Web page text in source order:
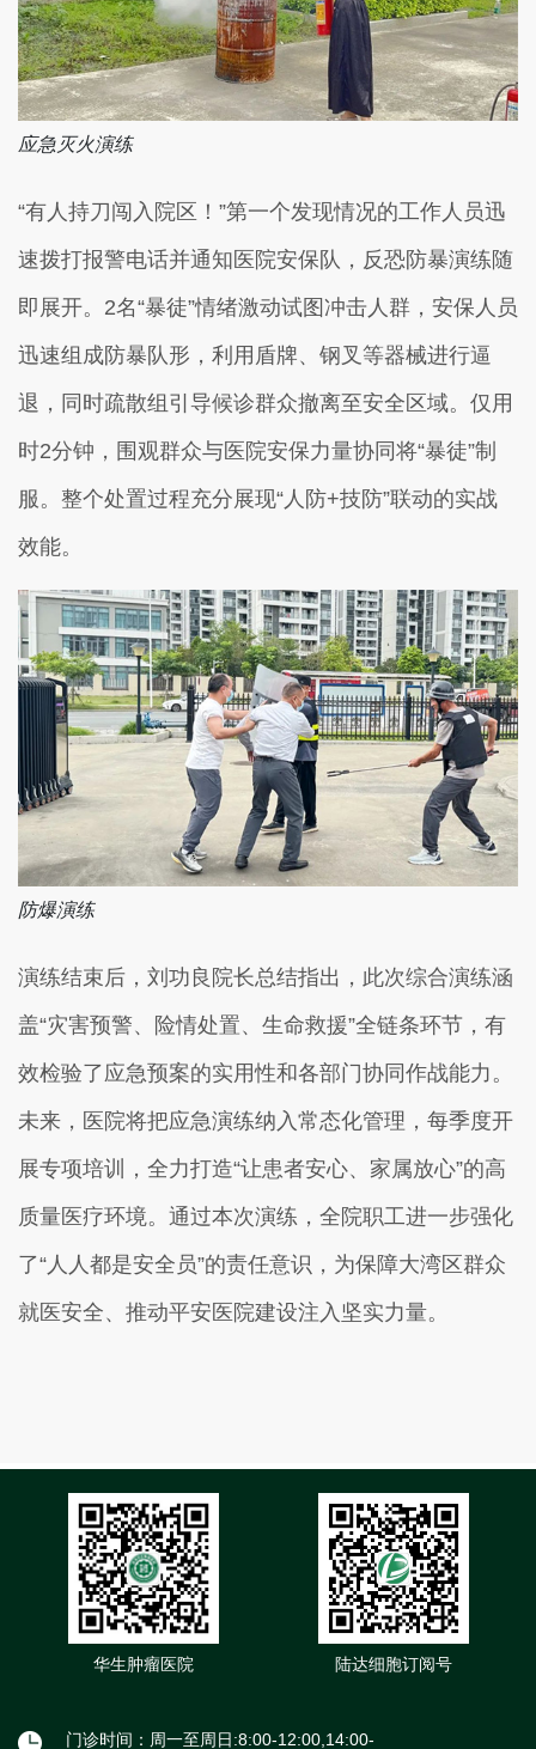
应急灭火演练
“有人持刀闯入院区！”第一个发现情况的工作人员迅
速拨打报警电话并通知医院安保队，反恐防暴演练随
即展开。2名“暴徒”情绪激动试图冲击人群，安保人员
迅速组成防暴队形，利用盾牌、钢叉等器械进行逼
退，同时疏散组引导候诊群众撤离至安全区域。仅用
时2分钟，围观群众与医院安保力量协同将“暴徒”制
服。整个处置过程充分展现“人防+技防”联动的实战
效能。
防爆演练
演练结束后，刘功良院长总结指出，此次综合演练涵
盖“灾害预警、险情处置、生命救援”全链条环节，有
效检验了应急预案的实用性和各部门协同作战能力。
未来，医院将把应急演练纳入常态化管理，每季度开
展专项培训，全力打造“让患者安心、家属放心”的高
质量医疗环境。通过本次演练，全院职工进一步强化
了“人人都是安全员”的责任意识，为保障大湾区群众
就医安全、推动平安医院建设注入坚实力量。
华生肿瘤医院 陆达细胞订阅号
门诊时间：周一至周日:8:00-12:00,14:00-